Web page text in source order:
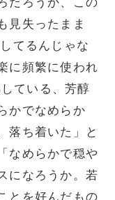
見失ったまま
てるんじゃな
に頻繁に使われ
ている、芳醇
かでなめらか
落ち着いた」と
なめらかで穏や
になろうか。若
とを好んだもの